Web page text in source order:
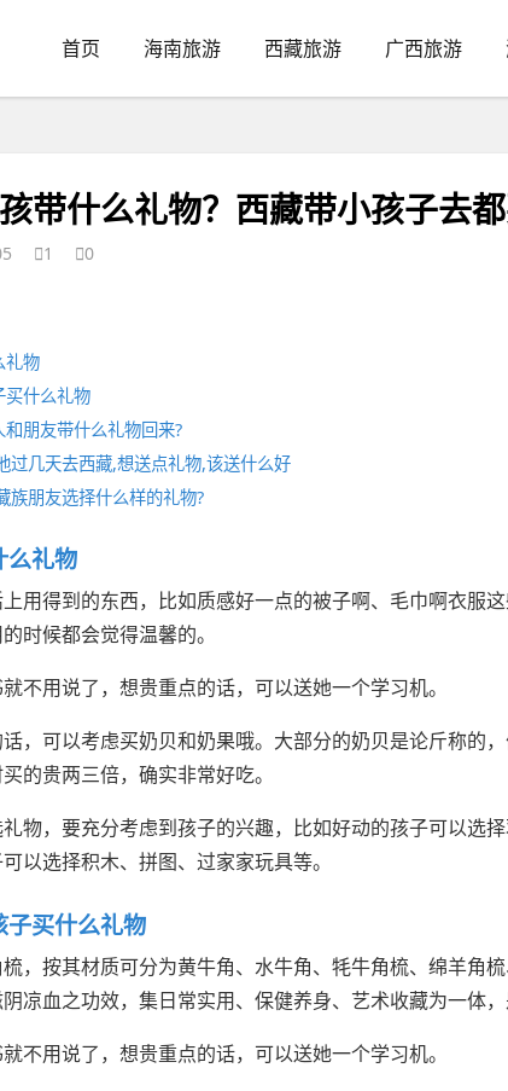
首页 海南旅游 西藏旅游 广西旅游
带什么礼物？西藏带小孩子去
1 0
礼物
买什么礼物
朋友带什么礼物回来?
过几天去西藏,想送点礼物,该送什么好
族朋友选择什么样的礼物?
么礼物
用得到的东西，比如质感好一点的被子啊、毛巾啊衣服
时候都会觉得温馨的。
不用说了，想贵重点的话，可以送她一个学习机。
，可以考虑买奶贝和奶果哦。大部分的奶贝是论斤称的
的贵两三倍，确实非常好吃。
物，要充分考虑到孩子的兴趣，比如好动的孩子可以选
以选择积木、拼图、过家家玩具等。
子买什么礼物
，按其材质可分为黄牛角、水牛角、牦牛角梳、绵羊角
凉血之功效，集日常实用、保健养身、艺术收藏为一体，
不用说了，想贵重点的话，可以送她一个学习机。